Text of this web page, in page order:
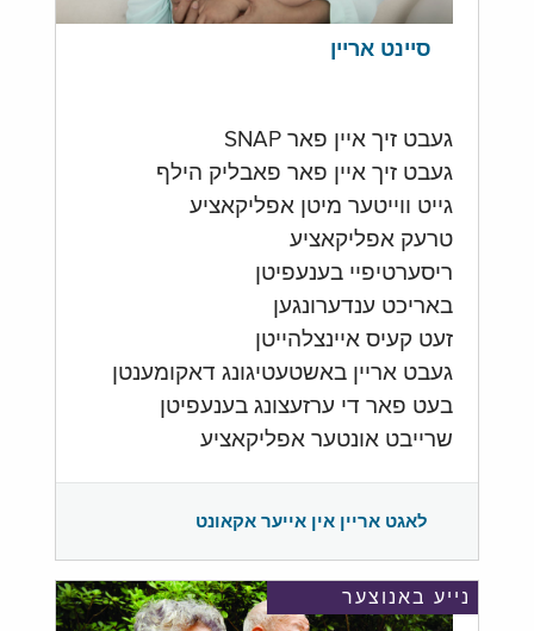
סיינט אריין
געבט זיך איין פאר SNAP
געבט זיך איין פאר פאבליק הילף
גייט ווייטער מיטן אפליקאציע
טרעק אפליקאציע
ריסערטיפיי בענעפיטן
באריכט ענדערונגען
זעט קעיס איינצלהייטן
געבט אריין באשטעטיגונג דאקומענטן
בעט פאר די ערזעצונג בענעפיטן
שרייבט אונטער אפליקאציע
לאגט אריין אין אייער אקאונט
נייע באנוצער